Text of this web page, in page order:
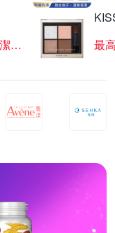
雙酸角質潔膚露
最